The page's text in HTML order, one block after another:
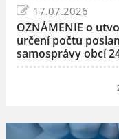
17.07.2026
OZNÁMENIE o
určení počtu
samosprávy obcí